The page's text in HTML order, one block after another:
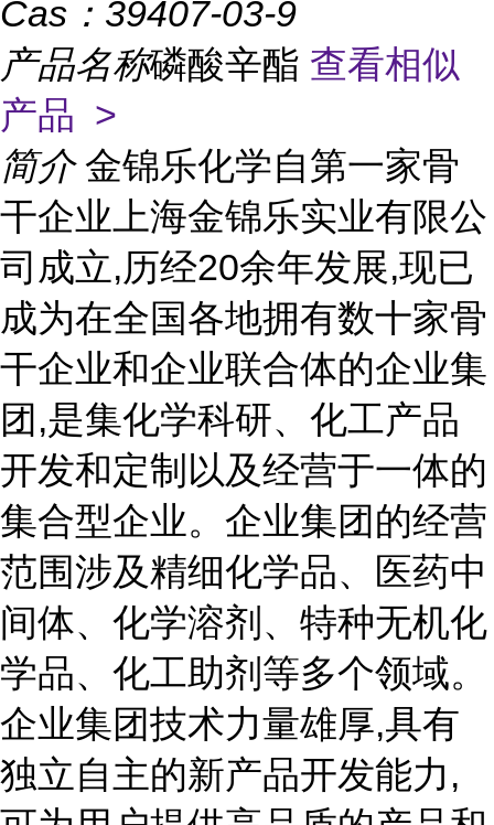
Cas： 39407-03-9
产品名称磷酸辛酯 查看相似
产品 >
简介 金锦乐化学自第一家骨
干企业上海金锦乐实业有限公
司成立,历经20余年发展,现已
成为在全国各地拥有数十家骨
干企业和企业联合体的企业集
团,是集化学科研、化工产品
开发和定制以及经营于一体的
集合型企业。企业集团的经营
范围涉及精细化学品、医药中
间体、化学溶剂、特种无机化
学品、化工助剂等多个领域。
企业集团技术力量雄厚,具有
独立自主的新产品开发能力,